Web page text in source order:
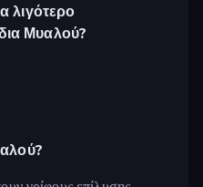
λιγότερο
Μυαλού?